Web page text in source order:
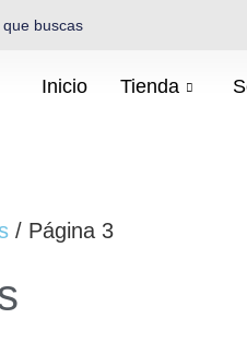
buscas
Inicio Tienda
/ Página 3